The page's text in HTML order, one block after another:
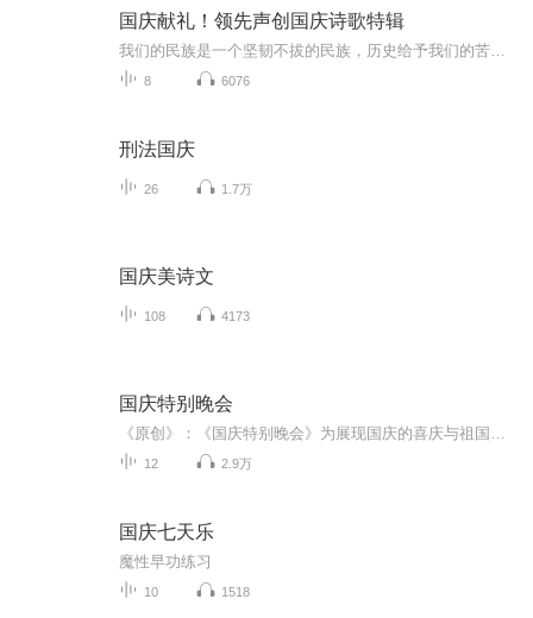
国庆献礼！领先声创国庆诗歌特辑
8 6076
刑法国庆
26 1.7万
国庆美诗文
108 4173
国庆特别晚会
12 2.9万
国庆七天乐
魔性早功练习
10 1518